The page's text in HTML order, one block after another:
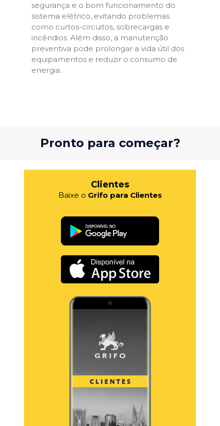
segurança e o bom funcionamento do
sistema elétrico, evitando problemas
como curtos-circuitos, sobrecargas e
incêndios. Além disso, a manutenção
preventiva pode prolongar a vida útil dos
equipamentos e reduzir o consumo de
energia.
Pronto para começar?
Clientes
Baixe o Grifo para Clientes